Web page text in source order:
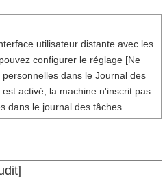
utilisateur distante avec les
configurer le réglage [Ne
dans le Journal des
activé, la machine n'inscrit pas
dans le journal des tâches.